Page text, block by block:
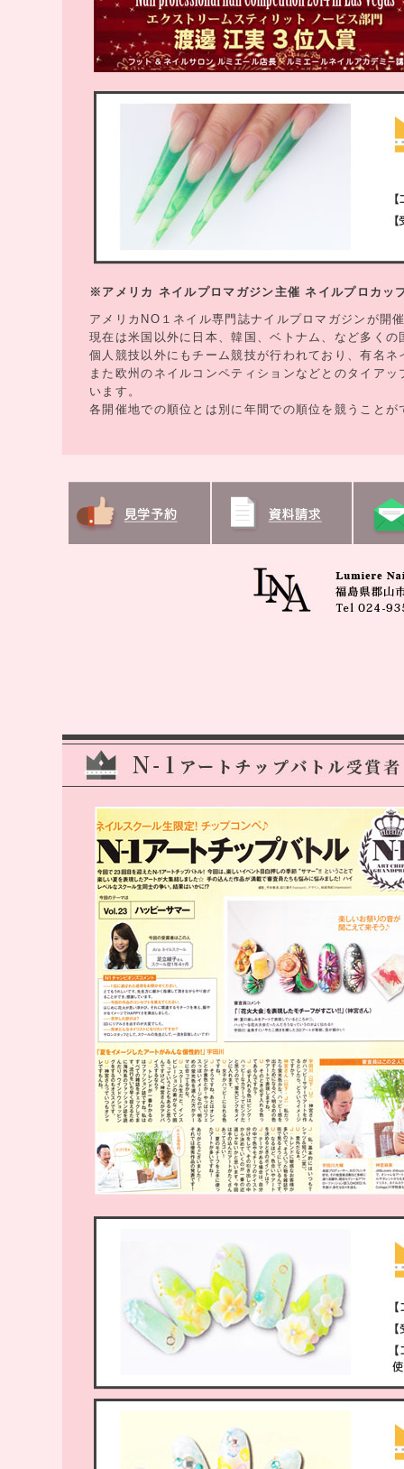
※アメリカ ネイルプロマガジン主催 ネイルプロカッ
アメリカNO１ネイル専門誌ナイルプロマガジンが開
現在は米国以外に日本、韓国、ベトナム、など多く
個人競技以外にもチーム競技が行われており、有名
また欧州のネイルコンペティションなどとのタイア
います。
各開催地での順位とは別に年間での順位を競うことが